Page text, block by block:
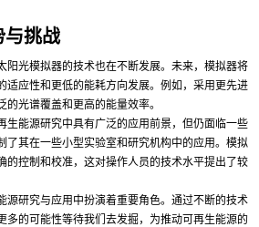
与挑战
阳光模拟器的技术也在不断发展。未来，模拟器将
适应性和更低的能耗方向发展。例如，采用更先进
光谱覆盖和更高的能量效率。
生能源研究中具有广泛的应用前景，但仍面临一些
了其在一些小型实验室和研究机构中的应用。模拟
的控制和校准，这对操作人员的技术水平提出了较
源研究与应用中扮演着重要角色。通过不断的技术
多的可能性等待我们去发掘，为推动可再生能源的